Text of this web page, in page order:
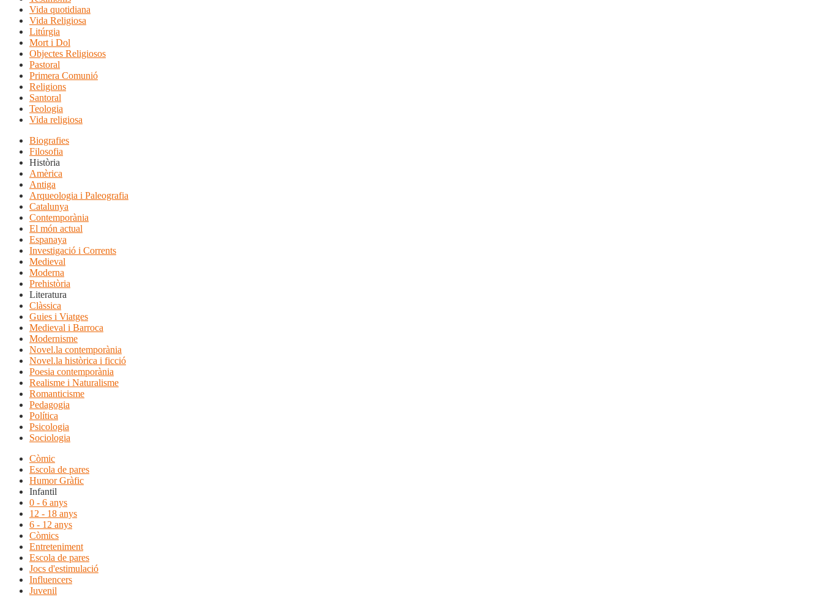
Vida quotidiana
Vida Religiosa
Litúrgia
Mort i Dol
Objectes Religiosos
Pastoral
Primera Comunió
Religions
Santoral
Teologia
Vida religiosa
Biografies
Filosofia
Història
Amèrica
Antiga
Arqueologia i Paleografia
Catalunya
Contemporània
El món actual
Espanaya
Investigació i Corrents
Medieval
Moderna
Prehistòria
Literatura
Clàssica
Guies i Viatges
Medieval i Barroca
Modernisme
Novel.la contemporània
Novel.la històrica i ficció
Poesia contemporània
Realisme i Naturalisme
Romanticisme
Pedagogia
Política
Psicologia
Sociologia
Còmic
Escola de pares
Humor Gràfic
Infantil
0 - 6 anys
12 - 18 anys
6 - 12 anys
Còmics
Entreteniment
Escola de pares
Jocs d'estimulació
Influencers
Juvenil